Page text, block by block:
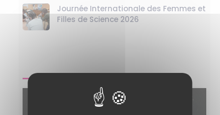
Journée Internationale des Femmes et
Filles de Science 2026